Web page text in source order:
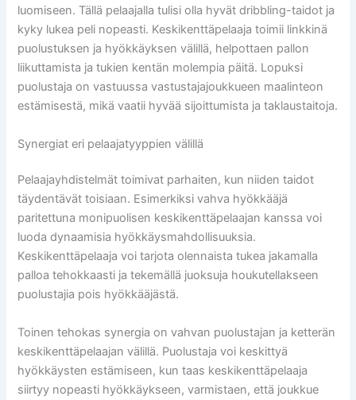
luomiseen. Tällä pelaajalla tulisi olla hyvät dribbling-taidot ja
kyky lukea peli nopeasti. Keskikenttäpelaaja toimii linkkinä
puolustuksen ja hyökkäyksen välillä, helpottaen pallon
liikuttamista ja tukien kentän molempia päitä. Lopuksi
puolustaja on vastuussa vastustajajoukkueen maalinteon
estämisestä, mikä vaatii hyvää sijoittumista ja taklaustaitoja.
Synergiat eri pelaajatyyppien välillä
Pelaajayhdistelmät toimivat parhaiten, kun niiden taidot
täydentävät toisiaan. Esimerkiksi vahva hyökkääjä
paritettuna monipuolisen keskikenttäpelaajan kanssa voi
luoda dynaamisia hyökkäysmahdollisuuksia.
Keskikenttäpelaaja voi tarjota olennaista tukea jakamalla
palloa tehokkaasti ja tekemällä juoksuja houkutellakseen
puolustajia pois hyökkääjästä.
Toinen tehokas synergia on vahvan puolustajan ja ketterän
keskikenttäpelaajan välillä. Puolustaja voi keskittyä
hyökkäysten estämiseen, kun taas keskikenttäpelaaja
siirtyy nopeasti hyökkäykseen, varmistaen, että joukkue